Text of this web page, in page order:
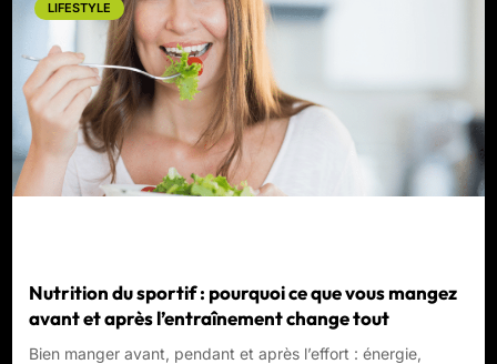
LIFESTYLE
Nutrition du sportif : pourquoi ce que vous mangez
avant et après l’entraînement change tout
Bien manger avant, pendant et après l’effort : énergie,